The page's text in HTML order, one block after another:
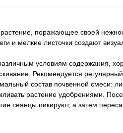
поражающее своей
и мелкие листочки создают
условиям содержания,
Рекомендуется
состав почвенной смеси:
растение удобрениями.
сеянцы пикируют, а затем